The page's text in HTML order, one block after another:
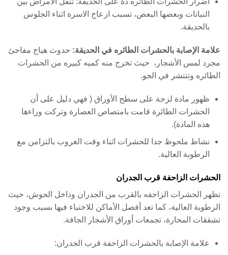
النباتات وبعضها البعض، تسبب ازعاج الاسرة اثناء الجلوس
بالحديقة.
علامة الإصابة بالحشرات الطائره في الحديقة: حدوث هياج مفاجئ
مجرد لمس الأشجار، حيث تخرج منه كميه كبيره من الحشرات
الطائره وتنتشر في الجو.
ظهور مادة لزجة على سطح الأوراق ( فهي دليل على أن
الحشرات الطائرة قامت بامتصاص العصارة وتركت وراءها
هذه المادة).
نشاط ملحوظ جدا للحشرات اثناء وقت الغروب بالتزامن مع
الرطوبة العالية.
الحشرات الزاحفة قرب الجدران
تظهر الحشرات الزاحفه بالقرب من الجدران وداخل الحوش، حيث
الرطوبة العالية، كما تعد أفضل الأماكن للاختباء فيها بسبب وجود
تشققات المحارة، تجمعات أوراق الأشجار الجافة.
علامة الإصابة بالحشرات الزاحفة قرب الجدران: